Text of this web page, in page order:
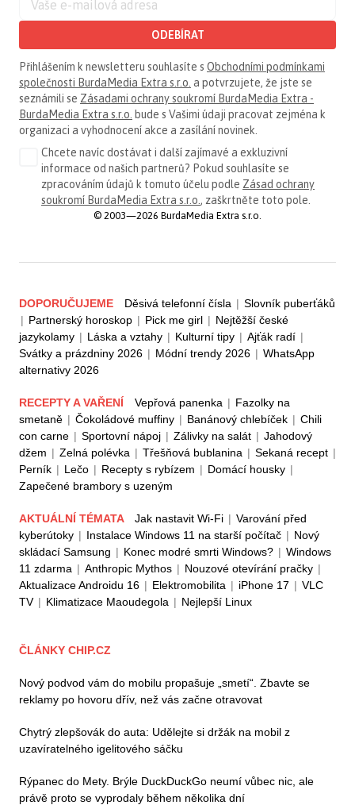
ODEBÍRAT
Přihlášením k newsletteru souhlasíte s Obchodními podmínkami
společnosti BurdaMedia Extra s.r.o. a potvrzujete, že jste se
seznámili se Zásadami ochrany soukromí BurdaMedia Extra -
BurdaMedia Extra s.r.o. bude s Vašimi údaji pracovat zejména k
organizaci a vyhodnocení akce a zasílání novinek.
Chcete navíc dostávat i další zajímavé a exkluzivní
informace od našich partnerů? Pokud souhlasíte se
zpracováním údajů k tomuto účelu podle Zásad ochrany
soukromí BurdaMedia Extra s.r.o. , zaškrtněte toto pole.
© 2003—2026 BurdaMedia Extra s.r.o.
DOPORUČUJEME Děsivá telefonní čísla | Slovník puberťáků
| Partnerský horoskop | Pick me girl | Nejtěžší české
jazykolamy | Láska a vztahy | Kulturní tipy | Ajťák radí |
Svátky a prázdniny 2026 | Módní trendy 2026 | WhatsApp
alternativy 2026
RECEPTY A VAŘENÍ Vepřová panenka | Fazolky na
smetaně | Čokoládové muffiny | Banánový chlebíček | Chili
con carne | Sportovní nápoj | Zálivky na salát | Jahodový
džem | Zelná polévka | Třešňová bublanina | Sekaná recept |
Perník | Lečo | Recepty s rybízem | Domácí housky |
Zapečené brambory s uzeným
AKTUÁLNÍ TÉMATA Jak nastavit Wi-Fi | Varování před
kyberútoky | Instalace Windows 11 na starší počítač | Nový
skládací Samsung | Konec modré smrti Windows? | Windows
11 zdarma | Anthropic Mythos | Nouzové otevírání pračky |
Aktualizace Androidu 16 | Elektromobilita | iPhone 17 | VLC
TV | Klimatizace Maoudegola | Nejlepší Linux
ČLÁNKY CHIP.CZ
Nový podvod vám do mobilu propašuje „smetí“. Zbavte se
reklamy po hovoru dřív, než vás začne otravovat
Chytrý zlepšovák do auta: Udělejte si držák na mobil z
uzavíratelného igelitového sáčku
Rýpanec do Mety. Brýle DuckDuckGo neumí vůbec nic, ale
právě proto se vyprodaly během několika dní